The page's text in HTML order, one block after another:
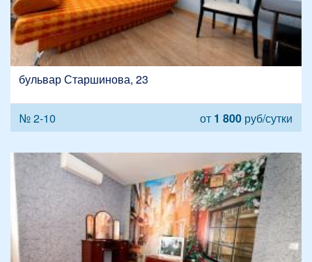
бульвар Старшинова, 23
№ 2-10 от 1 800 руб/сутки